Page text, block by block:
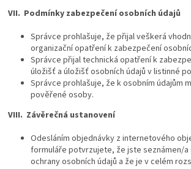
VII. Podmínky zabezpečení osobních údajů
Správce prohlašuje, že přijal veškerá
organizační opatření k zabezpečení
Správce přijal technická opatření k
úložišť a úložišť osobních údajů v listinné
Správce prohlašuje, že k osobním údajům
pověřené osoby.
VIII. Závěrečná ustanovení
Odesláním objednávky z internetového
formuláře potvrzujete, že jste seznámen/a
ochrany osobních údajů a že je v celém